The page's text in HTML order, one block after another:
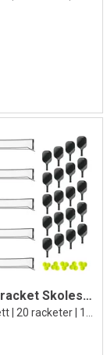
Pickleballracket Skolesett